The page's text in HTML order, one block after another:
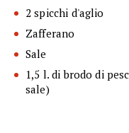
2 spicchi d'aglio
Zafferano
Sale
1,5 l. di brodo di
sale)